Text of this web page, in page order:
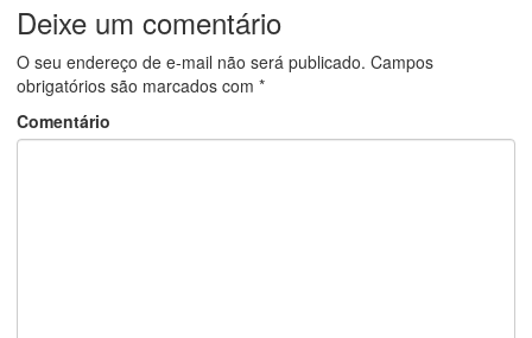
Deixe um comentário
O seu endereço de e-mail não será publicado. Campos
obrigatórios são marcados com *
Comentário